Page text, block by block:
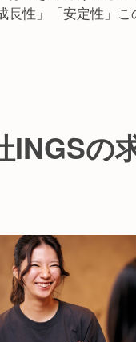
みどり
鬼山
る寅商店
長性」「安定性」
で呼び合う文化が
りした際は相談しや
は毎年出店がある
徴です。
も２年経たずして店
ーになっている社
INGSの